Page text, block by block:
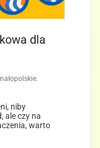
dla
niby
ale czy na
warto